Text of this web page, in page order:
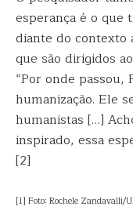
esperança é o que
diante do contexto
que são dirigidos
“Por onde passou,
humanização. Ele
humanistas […]
inspirado, essa
[2]
[1] Foto: Rochele Zandavalli/